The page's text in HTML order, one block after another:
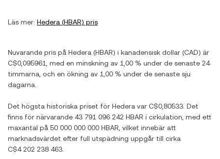
Läs mer: Hedera (HBAR) pris
Nuvarande pris på Hedera (HBAR) i kanadensisk dollar (CAD) är
C$0,095961
, med en minskning av 1,00 % under de senaste 24
timmarna, och en ökning av 1,00 % under de senaste sju
dagarna.
Det högsta historiska priset för Hedera var C$0,80533 . Det
finns för närvarande 43 791 096 242 HBAR i cirkulation, med ett
maxantal på 50 000 000 000 HBAR , vilket innebär att
marknadsvärdet efter full utspädning uppgår till cirka
C$4 202 238 463